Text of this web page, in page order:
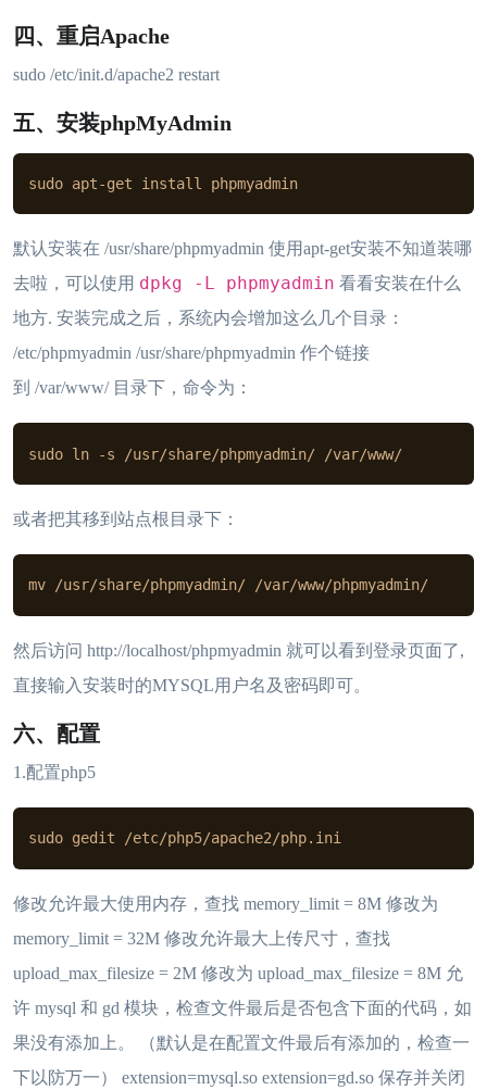
四、重启Apache
sudo /etc/init.d/apache2 restart
五、安装phpMyAdmin
sudo apt-get install phpmyadmin
默认安装在 /usr/share/phpmyadmin 使用apt-get安装不知道装哪
去啦，可以使用 dpkg -L phpmyadmin 看看安装在什么
地方. 安装完成之后，系统内会增加这么几个目录：
/etc/phpmyadmin /usr/share/phpmyadmin 作个链接
到 /var/www/ 目录下，命令为：
sudo ln -s /usr/share/phpmyadmin/ /var/www/
或者把其移到站点根目录下：
mv /usr/share/phpmyadmin/ /var/www/phpmyadmin/
然后访问 http://localhost/phpmyadmin 就可以看到登录页面了,
直接输入安装时的MYSQL用户名及密码即可。
六、配置
1.配置php5
sudo gedit /etc/php5/apache2/php.ini
修改允许最大使用内存，查找 memory_limit = 8M 修改为
memory_limit = 32M 修改允许最大上传尺寸，查找
upload_max_filesize = 2M 修改为 upload_max_filesize = 8M 允
许 mysql 和 gd 模块，检查文件最后是否包含下面的代码，如
果没有添加上。 （默认是在配置文件最后有添加的，检查一
下以防万一） extension=mysql.so extension=gd.so 保存并关闭